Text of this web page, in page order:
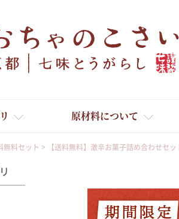
原材料について
無料セット 【送料無料】激辛お菓子詰め合わせセッ